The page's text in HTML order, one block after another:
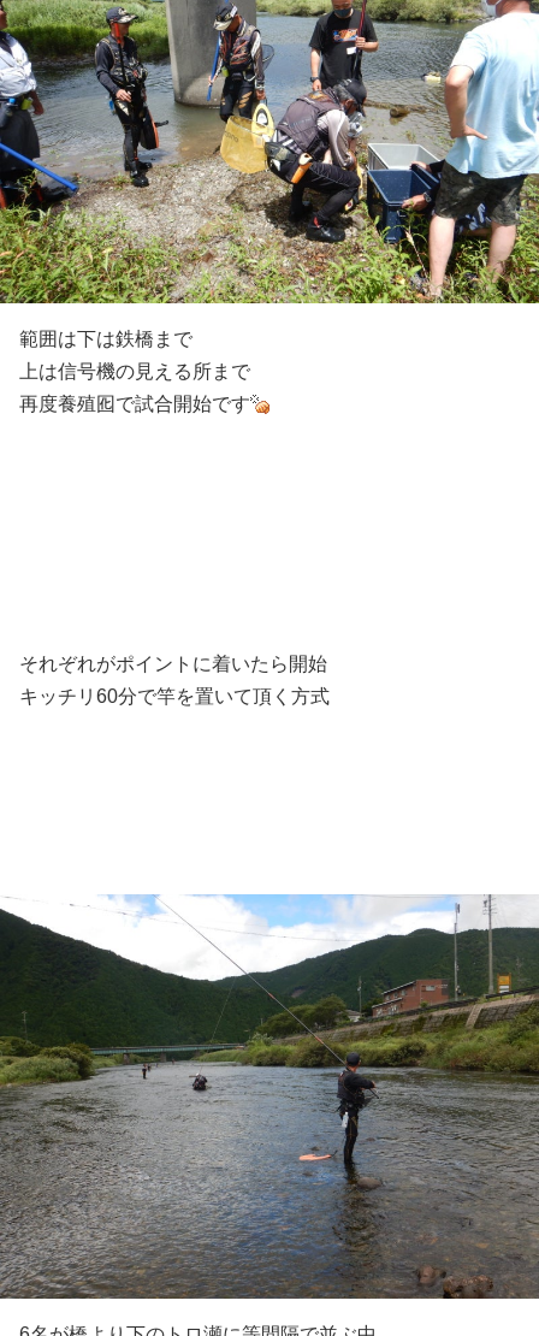
範囲は下は鉄橋まで
上は信号機の見える所まで
再度養殖囮で試合開始です
それぞれがポイントに着いたら開始
キッチリ60分で竿を置いて頂く方式